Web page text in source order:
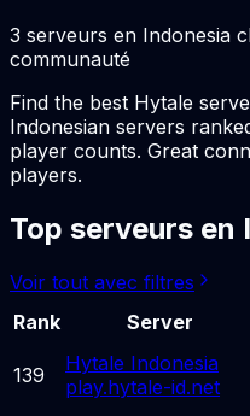
3 serveurs en Indonesia
communauté
Find the best Hytale
Indonesian servers
player counts. Great
players.
Top serveurs en
Voir tout avec filtres
Rank
Server
139
Hytale Indonesia
play.hytale-id.net